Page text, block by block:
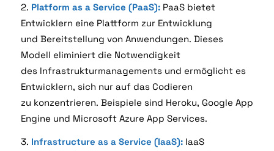
2. Platform as a Service (PaaS):PaaS bietet
Entwicklern eine Plattform zur Entwicklung
und Bereitstellung von Anwendungen. Dieses
Modell eliminiert die Notwendigkeit
des Infrastrukturmanagements und ermöglicht es
Entwicklern, sich nur auf das Codieren
zu konzentrieren. Beispiele sind Heroku, Google App
Engine und Microsoft Azure App Services.
3. Infrastructure as a Service (IaaS):IaaS